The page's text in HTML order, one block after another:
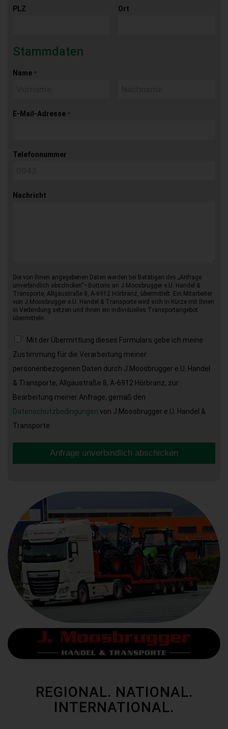
PLZ Ort
Stammdaten
Name *
E-Mail-Adresse *
Telefonnummer
Nachricht
Die von Ihnen angegebenen Daten werden bei Betätigen des „Anfrage
unverbindlich abschicken“–Buttons an J.Moosbrugger e.U. Handel &
Transporte, Allgäustraße 8, A-6912 Hörbranz, übermittelt. Ein Mitarbeiter
von J.Moosbrugger e.U. Handel & Transporte wird sich in Kürze mit Ihnen
in Verbindung setzen und Ihnen ein individuelles Transportangebot
übermitteln.
Mit der Übermittlung dieses Formulars gebe ich meine
Zustimmung für die Verarbeitung meiner
personenbezogenen Daten durch J.Moosbrugger e.U. Handel
& Transporte, Allgäustraße 8, A-6912 Hörbranz, zur
Bearbeitung meiner Anfrage, gemäß den
Datenschutzbedingungen von J.Moosbrugger e.U. Handel &
Transporte.
Anfrage unverbindlich abschicken
REGIONAL. NATIONAL.
INTERNATIONAL.